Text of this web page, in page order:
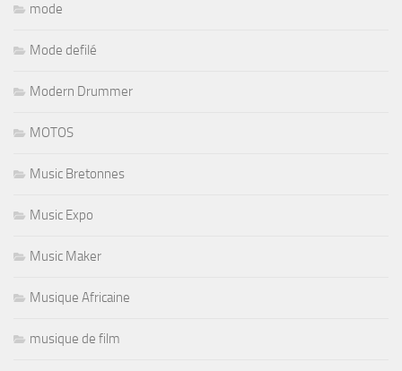
mode
Mode defilé
Modern Drummer
MOTOS
Music Bretonnes
Music Expo
Music Maker
Musique Africaine
musique de film